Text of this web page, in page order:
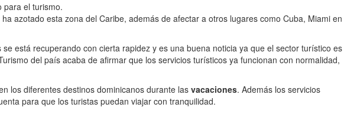
para el turismo.
azotado esta zona del Caribe, además de afectar a otros lugares como Cuba, Miami en
está recuperando con cierta rapidez y es una buena noticia ya que el sector turístico es
del país acaba de afirmar que los servicios turísticos ya funcionan con normalidad,
los diferentes destinos dominicanos durante las vacaciones. Además los servicios
para que los turistas puedan viajar con tranquilidad.